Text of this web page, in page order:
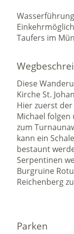
Taufers im
Diese
Kirche St.
Hier zuerst
Michael
zum
kann ein
bestaunt
Serpentinen
Burgruine
Reichenberg
Parken